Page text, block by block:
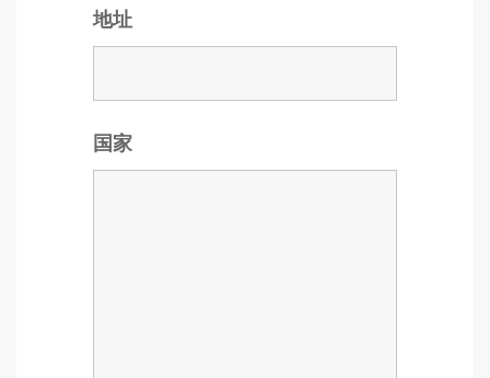
地址
国家